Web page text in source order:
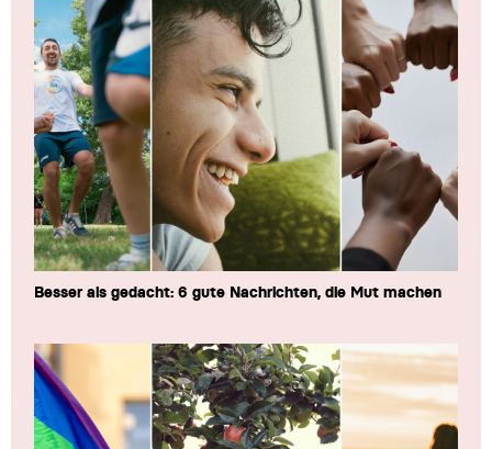
Besser als gedacht: 6 gute Nachrichten, die Mut machen